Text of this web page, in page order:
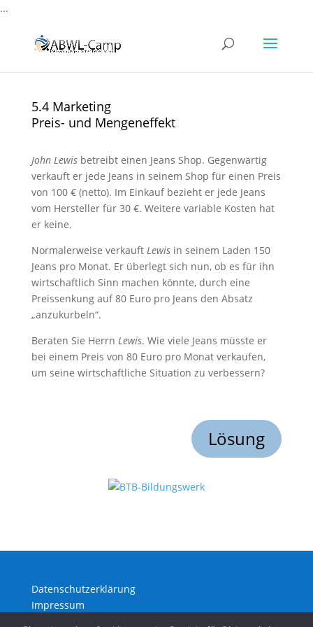
...
5.4 Marketing
Preis- und Mengeneffekt
John Lewisbetreibt einen Jeans Shop. Gegenwärtig
verkauft er jede Jeans in seinem Shop für einen Preis
von 100 € (netto). Im Einkauf bezieht er jede Jeans
vom Hersteller für 30 €. Weitere variable Kosten hat
er keine.
Normalerweise verkauft Lewisin seinem Laden 150
Jeans pro Monat. Er überlegt sich nun, ob es für ihn
wirtschaftlich Sinn machen könnte, durch eine
Preissenkung auf 80 Euro pro Jeans den Absatz
„anzukurbeln“.
Beraten Sie Herrn Lewis. Wie viele Jeans müsste er
bei einem Preis von 80 Euro pro Monat verkaufen,
um seine wirtschaftliche Situation zu verbessern?
Lösung
Datenschutzerklärung
Impressum